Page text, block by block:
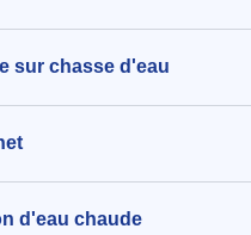
sur chasse d'eau
d'eau chaude